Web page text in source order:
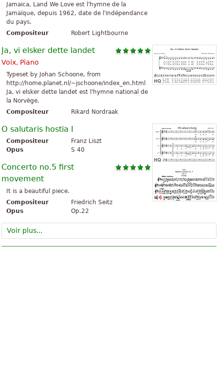
Jamaica, Land We Love est l'hymne de la
Jamaïque, depuis 1962, date de l'indépendance
du pays.
Compositeur
Robert Lightbourne
Ja, vi elsker dette landet
Voix, Piano
Typeset by Johan Schoone, from
http://home.planet.nl/~jschoone/index_en.html
Ja, vi elsker dette landet est l'hymne national de
la Norvège.
Compositeur
Rikard Nordraak
O salutaris hostia I
Compositeur
Franz Liszt
Opus
S 40
Concerto no.5 first
movement
It is a beautiful piece.
Compositeur
Friedrich Seitz
Opus
Op.22
Voir plus...